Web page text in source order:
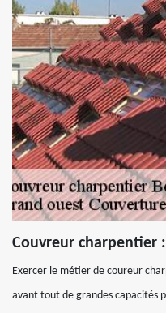
Couvreur charpentier
Exercer le métier de coureur
avant tout de grandes capacités